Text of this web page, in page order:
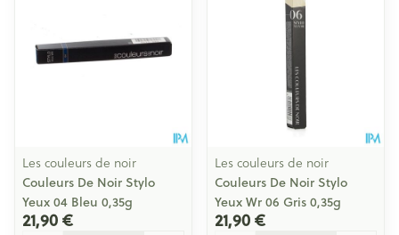
Les couleurs de noir
Couleurs De Noir Stylo
Yeux 04 Bleu 0,35g
21,90 €
Les couleurs de noir
Couleurs De Noir Stylo
Yeux Wr 06 Gris 0,35g
21,90 €